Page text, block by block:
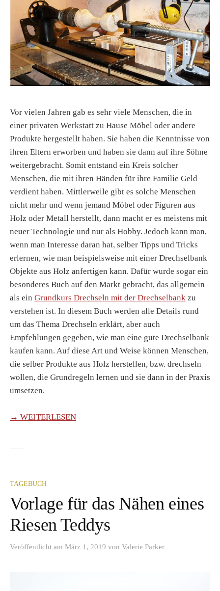
Vor vielen Jahren gab es sehr viele Menschen, die in
einer privaten Werkstatt zu Hause Möbel oder andere
Produkte hergestellt haben. Sie haben die Kenntnisse von
ihren Eltern erworben und haben sie dann auf ihre Söhne
weitergebracht. Somit entstand ein Kreis solcher
Menschen, die mit ihren Händen für ihre Familie Geld
verdient haben. Mittlerweile gibt es solche Menschen
nicht mehr und wenn jemand Möbel oder Figuren aus
Holz oder Metall herstellt, dann macht er es meistens mit
neuer Technologie und nur als Hobby. Jedoch kann man,
wenn man Interesse daran hat, selber Tipps und Tricks
erlernen, wie man beispielsweise mit einer Drechselbank
Objekte aus Holz anfertigen kann. Dafür wurde sogar ein
besonderes Buch auf den Markt gebracht, das allgemein
als ein Grundkurs Drechseln mit der Drechselbank zu
verstehen ist. In diesem Buch werden alle Details rund
um das Thema Drechseln erklärt, aber auch
Empfehlungen gegeben, wie man eine gute Drechselbank
kaufen kann. Auf diese Art und Weise können Menschen,
die selber Produkte aus Holz herstellen, bzw. drechseln
wollen, die Grundregeln lernen und sie dann in der Praxis
umsetzen.
→ WEITERLESEN
TAGEBUCH
Vorlage für das Nähen eines
Riesen Teddys
Veröffentlicht am März 1, 2019 von Valerie Parker